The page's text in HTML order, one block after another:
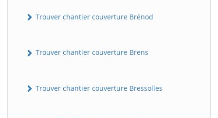
Trouver chantier couverture Brénod
Trouver chantier couverture Brens
Trouver chantier couverture Bressolles